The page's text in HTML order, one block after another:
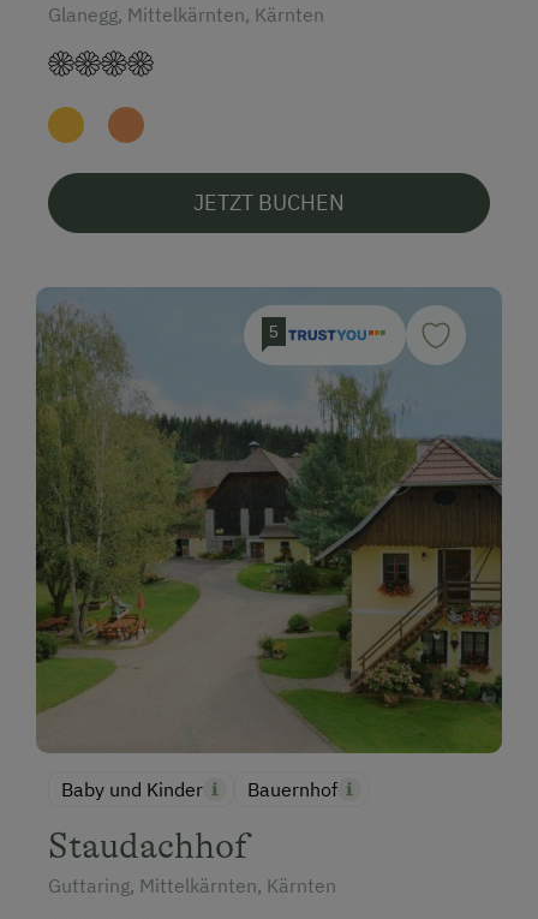
Glanegg, Mittelkärnten, Kärnten
JETZT BUCHEN
5
Baby und Kinder Bauernhof
Staudachhof
Guttaring, Mittelkärnten, Kärnten